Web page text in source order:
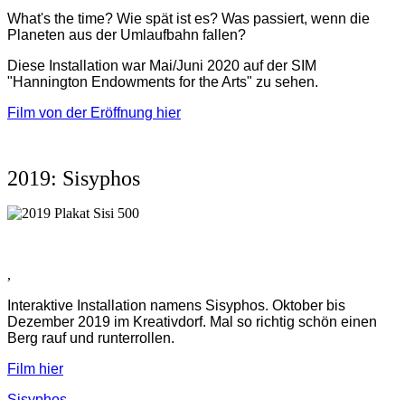
What's the time? Wie spät ist es? Was passiert, wenn die
Planeten aus der Umlaufbahn fallen?
Diese Installation war Mai/Juni 2020 auf der SIM
"Hannington Endowments for the Arts" zu sehen.
Film von der Eröffnung hier
2019: Sisyphos
,
Interaktive Installation namens Sisyphos. Oktober bis
Dezember 2019 im Kreativdorf. Mal so richtig schön einen
Berg rauf und runterrollen.
Film hier